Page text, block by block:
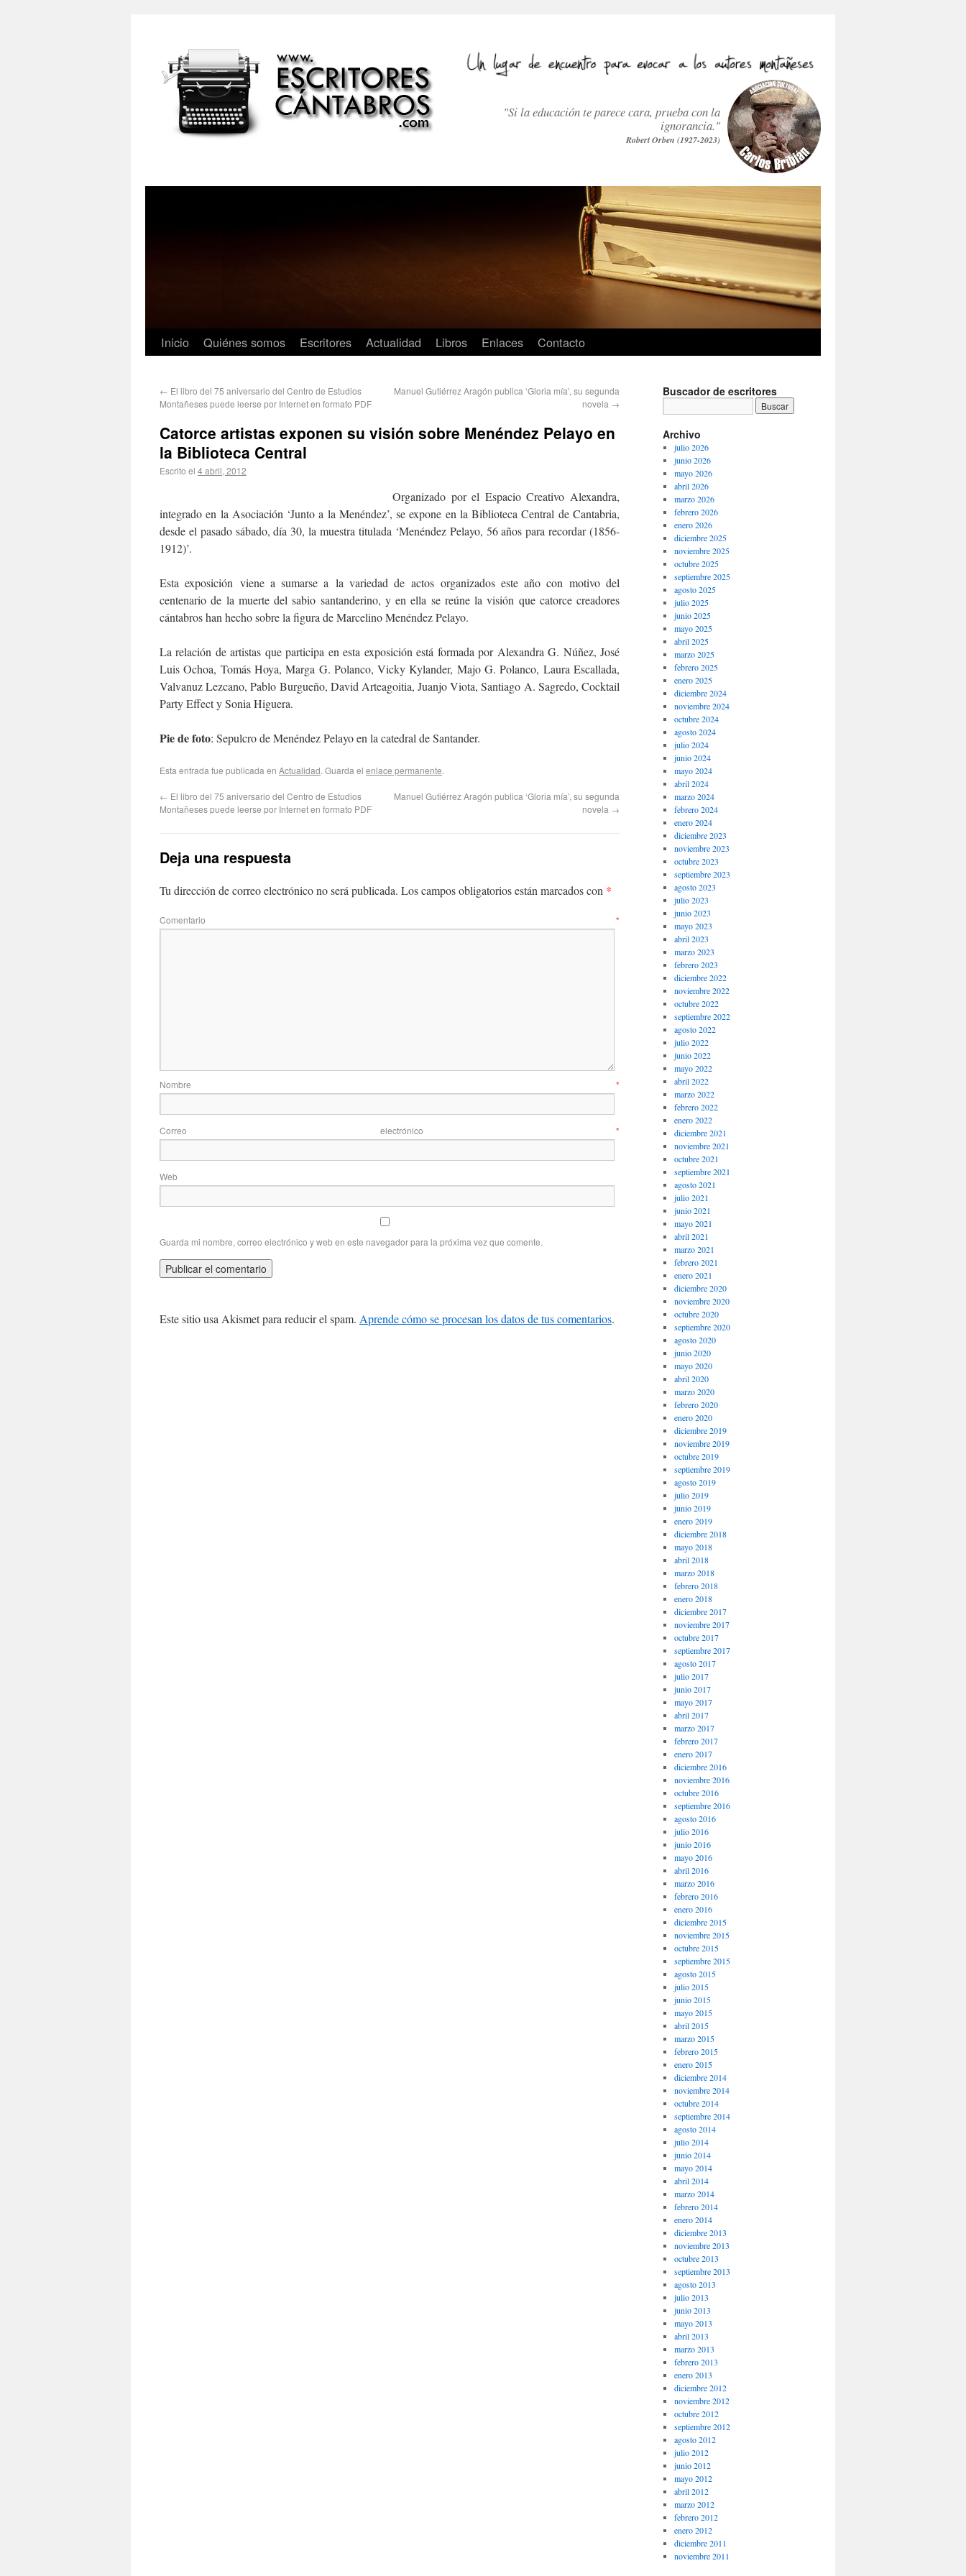
"Si la educación te parece cara, prueba con la
ignorancia."
Robert Orben (1927-2023)
Inicio Quiénes somos Escritores Actualidad Libros Enlaces Contacto
← El libro del 75 aniversario del Centro de Estudios
Montañeses puede leerse por Internet en formato PDF
Manuel Gutiérrez Aragón publica ‘Gloria mía’, su segunda
novela →
Catorce artistas exponen su visión sobre Menéndez Pelayo en
la Biblioteca Central
Escrito el 4 abril, 2012
Organizado por el Espacio Creativo Alexandra,
integrado en la Asociación ‘Junto a la Menéndez’, se expone en la Biblioteca Central de Cantabria,
desde el pasado sábado, día 30, la muestra titulada ‘Menéndez Pelayo, 56 años para recordar (1856-
1912)’.
Esta exposición viene a sumarse a la variedad de actos organizados este año con motivo del
centenario de la muerte del sabio santanderino, y en ella se reúne la visión que catorce creadores
cántabros han hecho sobre la figura de Marcelino Menéndez Pelayo.
La relación de artistas que participa en esta exposición está formada por Alexandra G. Núñez, José
Luis Ochoa, Tomás Hoya, Marga G. Polanco, Vicky Kylander, Majo G. Polanco, Laura Escallada,
Valvanuz Lezcano, Pablo Burgueño, David Arteagoitia, Juanjo Viota, Santiago A. Sagredo, Cocktail
Party Effect y Sonia Higuera.
Pie de foto: Sepulcro de Menéndez Pelayo en la catedral de Santander.
Esta entrada fue publicada en Actualidad. Guarda el enlace permanente.
← El libro del 75 aniversario del Centro de Estudios
Montañeses puede leerse por Internet en formato PDF
Manuel Gutiérrez Aragón publica ‘Gloria mía’, su segunda
novela →
Deja una respuesta
Tu dirección de correo electrónico no será publicada. Los campos obligatorios están marcados con *
Comentario *
Nombre *
Correo electrónico *
Web
Guarda mi nombre, correo electrónico y web en este navegador para la próxima vez que comente.
Este sitio usa Akismet para reducir el spam. Aprende cómo se procesan los datos de tus comentarios.
Buscador de escritores
Archivo
julio 2026
junio 2026
mayo 2026
abril 2026
marzo 2026
febrero 2026
enero 2026
diciembre 2025
noviembre 2025
octubre 2025
septiembre 2025
agosto 2025
julio 2025
junio 2025
mayo 2025
abril 2025
marzo 2025
febrero 2025
enero 2025
diciembre 2024
noviembre 2024
octubre 2024
agosto 2024
julio 2024
junio 2024
mayo 2024
abril 2024
marzo 2024
febrero 2024
enero 2024
diciembre 2023
noviembre 2023
octubre 2023
septiembre 2023
agosto 2023
julio 2023
junio 2023
mayo 2023
abril 2023
marzo 2023
febrero 2023
diciembre 2022
noviembre 2022
octubre 2022
septiembre 2022
agosto 2022
julio 2022
junio 2022
mayo 2022
abril 2022
marzo 2022
febrero 2022
enero 2022
diciembre 2021
noviembre 2021
octubre 2021
septiembre 2021
agosto 2021
julio 2021
junio 2021
mayo 2021
abril 2021
marzo 2021
febrero 2021
enero 2021
diciembre 2020
noviembre 2020
octubre 2020
septiembre 2020
agosto 2020
junio 2020
mayo 2020
abril 2020
marzo 2020
febrero 2020
enero 2020
diciembre 2019
noviembre 2019
octubre 2019
septiembre 2019
agosto 2019
julio 2019
junio 2019
enero 2019
diciembre 2018
mayo 2018
abril 2018
marzo 2018
febrero 2018
enero 2018
diciembre 2017
noviembre 2017
octubre 2017
septiembre 2017
agosto 2017
julio 2017
junio 2017
mayo 2017
abril 2017
marzo 2017
febrero 2017
enero 2017
diciembre 2016
noviembre 2016
octubre 2016
septiembre 2016
agosto 2016
julio 2016
junio 2016
mayo 2016
abril 2016
marzo 2016
febrero 2016
enero 2016
diciembre 2015
noviembre 2015
octubre 2015
septiembre 2015
agosto 2015
julio 2015
junio 2015
mayo 2015
abril 2015
marzo 2015
febrero 2015
enero 2015
diciembre 2014
noviembre 2014
octubre 2014
septiembre 2014
agosto 2014
julio 2014
junio 2014
mayo 2014
abril 2014
marzo 2014
febrero 2014
enero 2014
diciembre 2013
noviembre 2013
octubre 2013
septiembre 2013
agosto 2013
julio 2013
junio 2013
mayo 2013
abril 2013
marzo 2013
febrero 2013
enero 2013
diciembre 2012
noviembre 2012
octubre 2012
septiembre 2012
agosto 2012
julio 2012
junio 2012
mayo 2012
abril 2012
marzo 2012
febrero 2012
enero 2012
diciembre 2011
noviembre 2011